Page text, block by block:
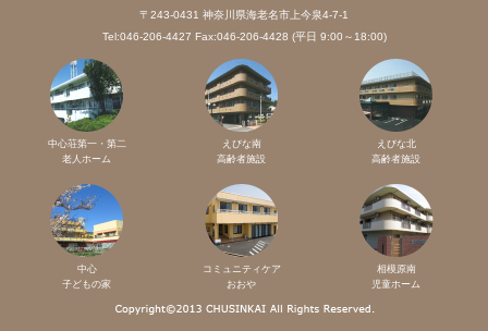
〒243-0431 神奈川県海老名市上今泉4-7-1
Tel:046-206-4427 Fax:046-206-4428 (平日 9:00～18:00)
中心荘第一・第二
老人ホーム
えびな南
高齢者施設
えびな北
高齢者施設
中心
子どもの家
コミュニティケア
おおや
相模原南
児童ホーム